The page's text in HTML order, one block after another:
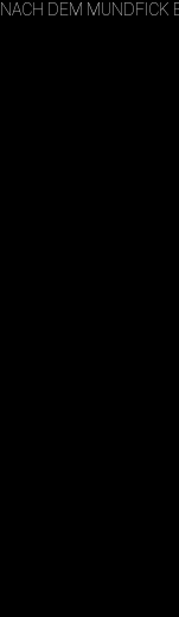
NACH DEM MUNDFICK